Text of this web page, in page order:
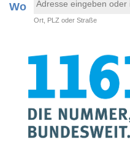
Wo
Ort, PLZ oder Straße